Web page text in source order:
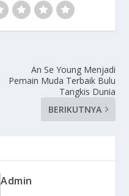
An Se Young Menjadi
Pemain Muda Terbaik Bulu
Tangkis Dunia
BERIKUTNYA
Admin